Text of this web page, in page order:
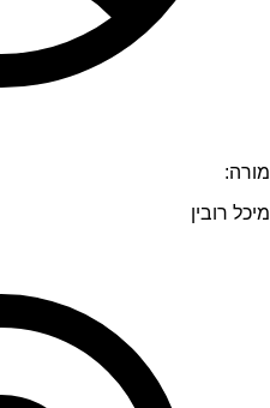
מורה:
מיכל רובין